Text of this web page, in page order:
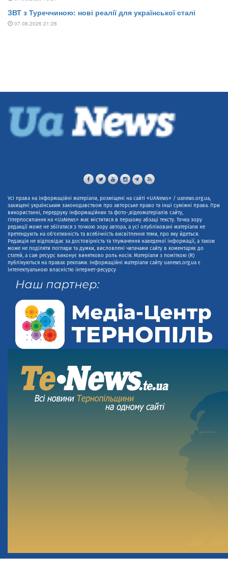
Усі права на інформаційні матеріали, розміщені на сайті «UANews» / uanews.org.ua,
захищені українським законодавством про авторське право та інші суміжні права. При
використанні, передруку інформаційних та фото-,відеоматеріалів сайту,
гіперпосилання на «UaNews» має міститися в першому абзаці тексту. Точка зору
редакції може не збігатися з точкою зору автора, а усі опубліковані матеріали не
претендують на об'єктивність та всебічність висвітлення теми, про яку йдеться.
Редакція не відповідає за достовірність та тлумачення наведеної інформації, а також
може не поділяти погляди та думки, висловлені читачами сайту в коментарях до
статей, а сам ресурс виконує винятково роль носія. Матеріали з поміткою (R)
публікуються на правах реклами. Інформаційні матеріали сайту uanews.org.ua є
інтелектуальною власністю інтернет-ресурсу